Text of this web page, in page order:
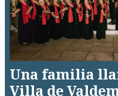
Una familia
Villa de